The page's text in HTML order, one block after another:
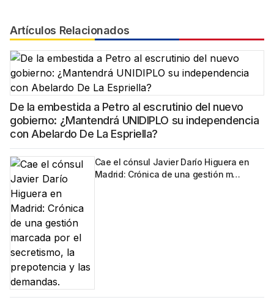
Artículos Relacionados
De la embestida a Petro al escrutinio del nuevo
gobierno: ¿Mantendrá UNIDIPLO su independencia
con Abelardo De La Espriella?
Cae el cónsul Javier Darío Higuera en
Madrid: Crónica de una gestión m…